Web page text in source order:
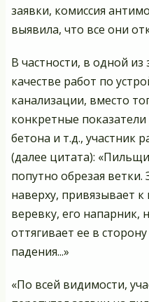
заявки, комиссия
выявила, что все они
В частности, в одной
качестве работ по
канализации, вместо
конкретные
бетона и т.д., участник
(далее цитата):
попутно обрезая ветки.
наверху, привязывает
веревку, его напарник,
оттягивает ее в
падения...»
«По всей видимости,